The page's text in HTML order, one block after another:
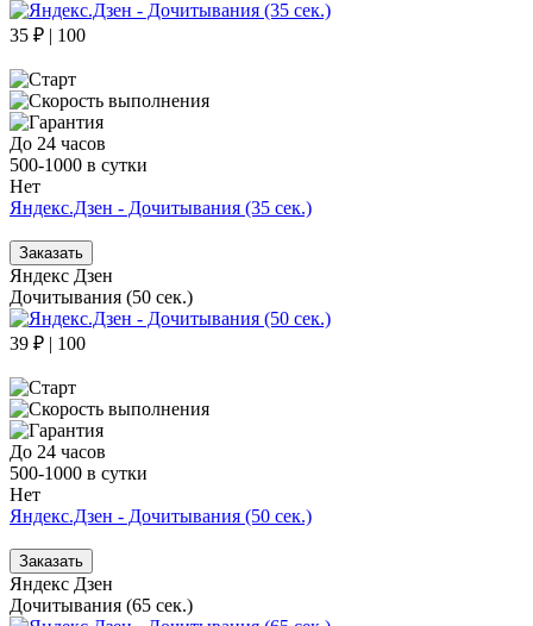
35 ₽ | 100
До 24 часов
500-1000 в сутки
Нет
Яндекс.Дзен - Дочитывания (35 сек.)
Заказать
Яндекс Дзен
Дочитывания (50 сек.)
39 ₽ | 100
До 24 часов
500-1000 в сутки
Нет
Яндекс.Дзен - Дочитывания (50 сек.)
Заказать
Яндекс Дзен
Дочитывания (65 сек.)